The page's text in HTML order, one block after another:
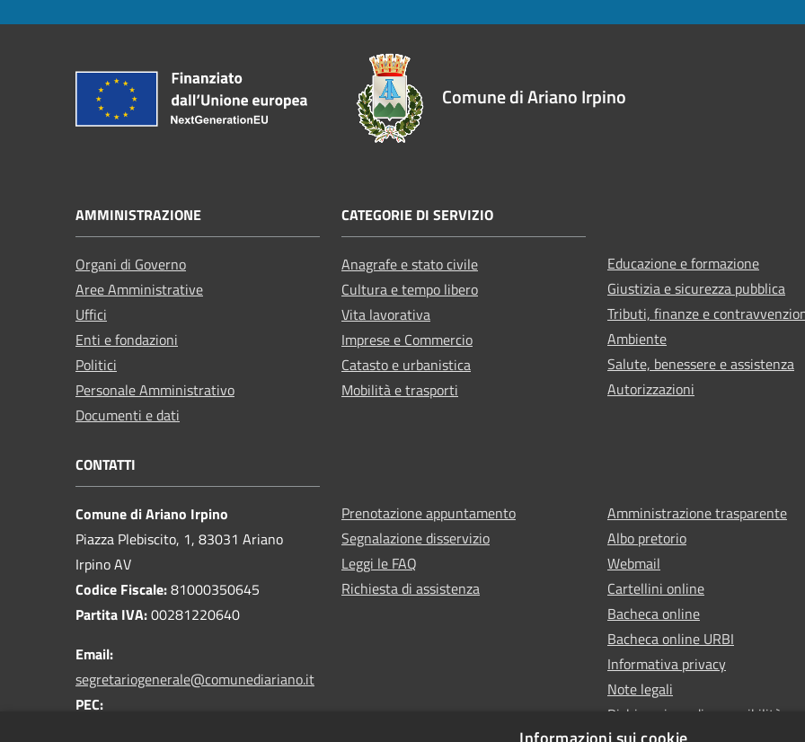
Comune di Ariano Irpino
AMMINISTRAZIONE
Organi di Governo
Aree Amministrative
Uffici
Enti e fondazioni
Politici
Personale Amministrativo
Documenti e dati
CATEGORIE DI SERVIZIO
Anagrafe e stato civile
Cultura e tempo libero
Vita lavorativa
Imprese e Commercio
Catasto e urbanistica
Mobilità e trasporti
Educazione e formazione
Giustizia e sicurezza pubblica
Tributi, finanze e
Ambiente
Salute, benessere e assistenza
Autorizzazioni
CONTATTI
Comune di Ariano Irpino
Piazza Plebiscito, 1, 83031 Ariano
Irpino AV
Codice Fiscale:81000350645
Partita IVA:00281220640
Email:
segretariogenerale@comunediariano.it
PEC:
Prenotazione appuntamento
Segnalazione disservizio
Leggi le FAQ
Richiesta di assistenza
Amministrazione trasparente
Albo pretorio
Webmail
Cartellini online
Bacheca online
Bacheca online URBI
Informativa privacy
Note legali
Dichiarazione di accessibilità